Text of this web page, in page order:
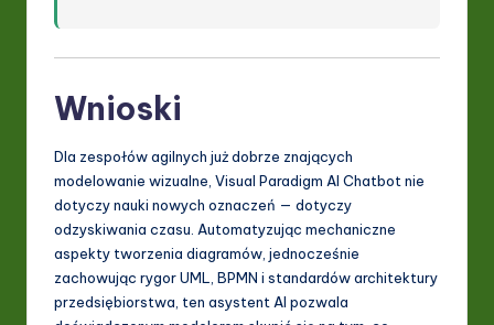
Wnioski
Dla zespołów agilnych już dobrze znających
modelowanie wizualne, Visual Paradigm AI Chatbot nie
dotyczy nauki nowych oznaczeń — dotyczy
odzyskiwania czasu. Automatyzując mechaniczne
aspekty tworzenia diagramów, jednocześnie
zachowując rygor UML, BPMN i standardów architektury
przedsiębiorstwa, ten asystent AI pozwala